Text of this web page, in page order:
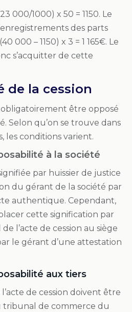
000/1000) x 50 = 1150. Le
des parts
000 – 1150) x 3 = 1 165€. Le
s’acquitter de cette
de la cession
obligatoirement être opposé
Selon qu’on se trouve dans
les conditions varient.
à la société
par huissier de justice
du gérant de la société par
authentique. Cependant,
cette signification par
l’acte de cession au siège
le gérant d’une attestation
aux tiers
de cession doivent être
tribunal de commerce du